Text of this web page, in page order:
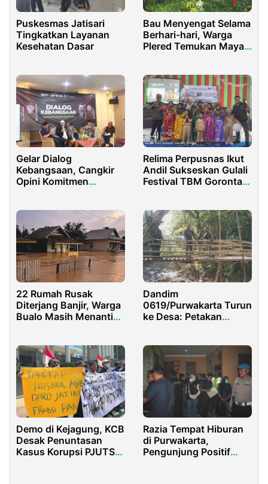
Puskesmas Jatisari
Tingkatkan Layanan
Kesehatan Dasar
Bau Menyengat Selama
Berhari-hari, Warga
Plered Temukan Mayat
Gelar Dialog
Kebangsaan, Cangkir
Opini Komitmen
Ekstremisme
Relima Perpusnas Ikut
Andil Sukseskan Gulali
Festival TBM Gorontalo
22 Rumah Rusak
Diterjang Banjir, Warga
Bualo Masih Menanti
Dandim
0619/Purwakarta Turun
ke Desa: Petakan
Sasaran
Demo di Kejagung, KCB
Desak Penuntasan
Kasus Korupsi PJUTS
Razia Tempat Hiburan
di Purwakarta,
Pengunjung Positif